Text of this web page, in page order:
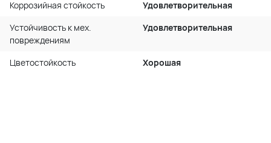
Коррозийная стойкость
Удовлетворительная
Устойчивость к мех.
повреждениям
Удовлетворительная
Цветостойкость Хорошая